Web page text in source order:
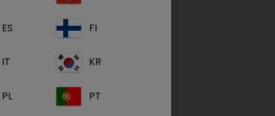
ES FI
IT KR
PL PT